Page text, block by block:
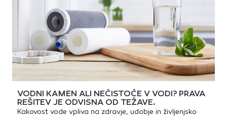
VODNI KAMEN ALI NEČISTOČE V VODI? PRAVA
REŠITEV JE ODVISNA OD TEŽAVE.
Kakovost vode vpliva na zdravje, udobje in življenjsko